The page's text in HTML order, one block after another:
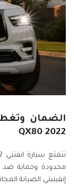
الضمان
QX80 2022
محدودة وحماية ضد
إنفينيتي الصيانة